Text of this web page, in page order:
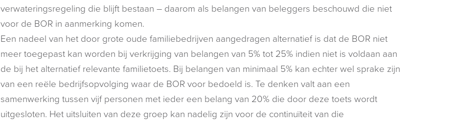
verwateringsregeling die blijft bestaan – daarom als belangen van beleggers beschouwd die niet
voor de BOR in aanmerking komen.
Een nadeel van het door grote oude familiebedrijven aangedragen alternatief is dat de BOR niet
meer toegepast kan worden bij verkrijging van belangen van 5% tot 25% indien niet is voldaan aan
de bij het alternatief relevante familietoets. Bij belangen van minimaal 5% kan echter wel sprake zijn
van een reële bedrijfsopvolging waar de BOR voor bedoeld is. Te denken valt aan een
samenwerking tussen vijf personen met ieder een belang van 20% die door deze toets wordt
uitgesloten. Het uitsluiten van deze groep kan nadelig zijn voor de continuïteit van die